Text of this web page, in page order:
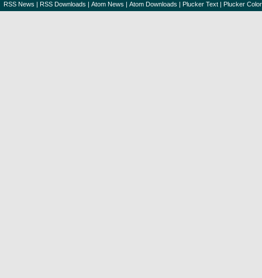
RSS News | RSS Downloads | Atom News | Atom Downloads | Plucker Text | Plucker Color